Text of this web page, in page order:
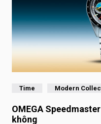
Time Modern
OMEGA
không